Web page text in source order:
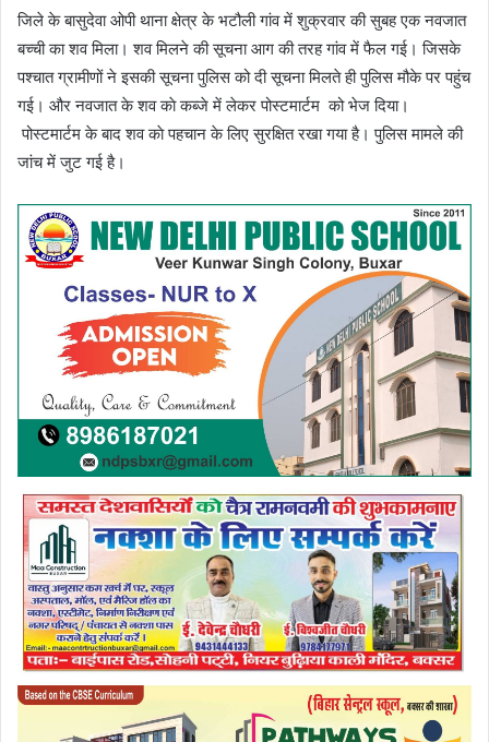
जिले के बासुदेवा ओपी थाना क्षेत्र के भटौली गांव में शुक्रवार की सुबह एक नवजात
बच्ची का शव मिला। शव मिलने की सूचना आग की तरह गांव में फैल गई। जिसके
पश्चात ग्रामीणों ने इसकी सूचना पुलिस को दी सूचना मिलते ही पुलिस मौके पर पहुंच
गई। और नवजात के शव काे कब्जे में लेकर पोस्टमार्टम को भेज दिया।
पोस्टमार्टम के बाद शव काे पहचान के लिए सुरक्षित रखा गया है। पुलिस मामले की
जांच में जुट गई है।